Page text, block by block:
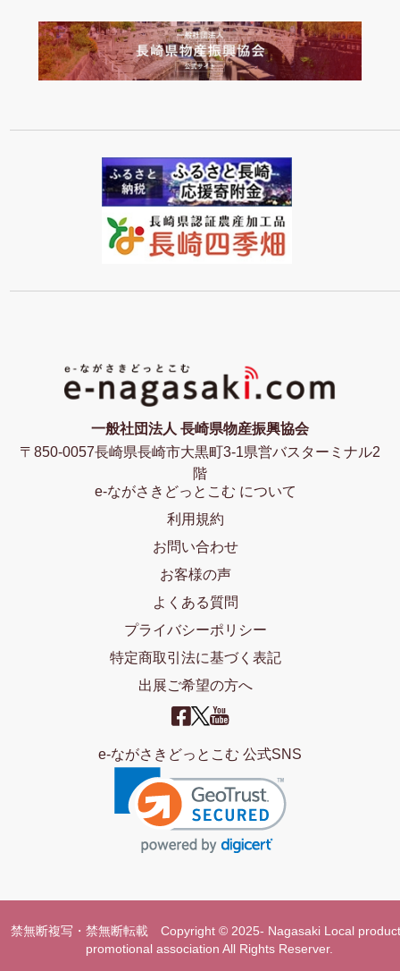
一般社団法人 長崎県物産振興協会
〒850-0057長崎県長崎市大黒町3-1県営バスターミナル2
階
e-ながさきどっとこむ について
利用規約
お問い合わせ
お客様の声
よくある質問
プライバシーポリシー
特定商取引法に基づく表記
出展ご希望の方へ
e-ながさきどっとこむ 公式SNS
禁無断複写・禁無断転載 Copyright © 2025- Nagasaki Local
promotional association All Rights Reserver.